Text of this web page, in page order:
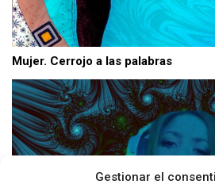
Gestionar el
Mujer. Cerrojo a las palabras